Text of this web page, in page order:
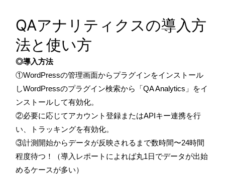
QAアナリティクスの導入方
法と使い方
◎導入方法
①WordPressの管理画面からプラグインをインストール
しWordPressのプラグイン検索から「QA Analytics」をイ
ンストールして有効化。
②必要に応じてアカウント登録またはAPIキー連携を行
い、トラッキングを有効化。
③計測開始からデータが反映されるまで数時間〜24時間
程度待つ！（導入レポートによれば丸1日でデータが出始
めるケースが多い）